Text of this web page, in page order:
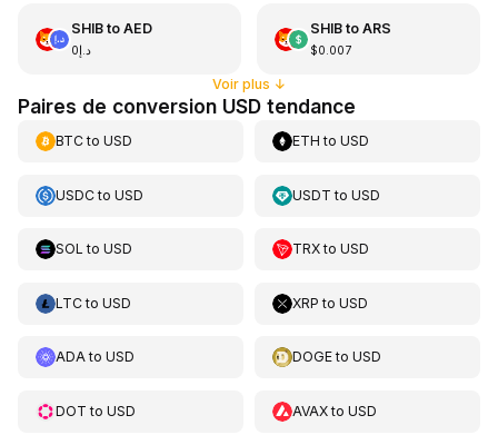
SHIBto AED
د.إ0
SHIBto ARS
$0.007
Voir plus ↓
Paires de conversion USD tendance
BTCto USD ETH toUSD
USDCto USD USDT toUSD
SOL to USD TRXtoUSD
LTCto USD XRP toUSD
ADAto USD DOGEtoUSD
DOT to USD AVAXtoUSD